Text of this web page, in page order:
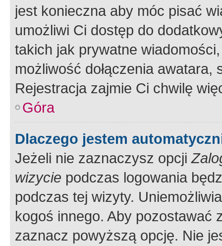
jest konieczna aby móc pisać
umożliwi Ci dostęp do
takich jak prywatne
możliwość dołączenia
Rejestracja zajmie Ci chwilę
Góra
Dlaczego jestem
Jeżeli nie zaznaczysz opcji
wizycie podczas logowania
podczas tej wizyty.
kogoś innego. Aby pozostawać
zaznacz powyższą opcję. Nie